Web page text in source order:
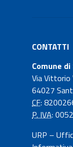
CONTATTI
Comune
Via Vittorio
64027
CF:
P. IVA:
URP –